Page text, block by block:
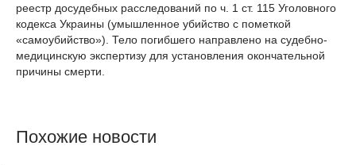
реестр досудебных расследований по ч. 1 ст. 115 Уголовного
кодекса Украины (умышленное убийство с пометкой
«самоубийство»). Тело погибшего направлено на судебно-
медицинскую экспертизу для установления окончательной
причины смерти.
Похожие новости